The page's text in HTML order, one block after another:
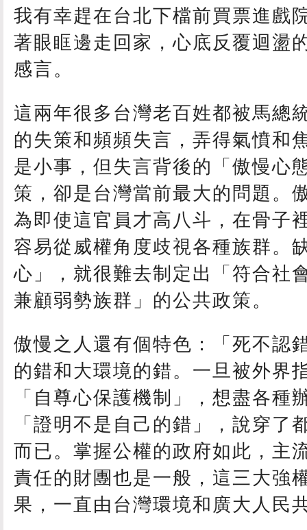
我有幸趕在台北下檔前買票進戲
著眼眶邊走回家，心底反覆迴盪
感言。
這兩年很多台灣老百姓都被馬總
的失策和頻頻失言，弄得氣憤和
是小事，但失言背後的「傲慢心
策，卻是台灣當前最大的問題。
為即使這官員才高八斗，在骨子
容易從威權角度歧視各種族群。
心」，就很難去制定出「符合社
兼顧弱勢族群」的公共政策。
傲慢之人還有個特色：「死不認
的錯和大環境的錯。一旦被外界
「自尊心保護機制」，想盡各種
「證明不是自己的錯」，說穿了
而已。掌握公權的政府如此，主
責任的財團也是一般，這三大強
果，一直由台灣環境和廣大人民